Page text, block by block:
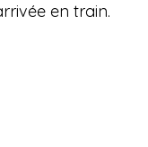
en train.